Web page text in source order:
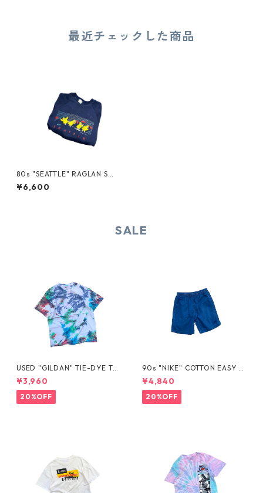
最近チェックした商品
80s "SEATTLE" RAGLAN SWE
AT
¥6,600
SALE
USED "GILDAN" TIE-DYE TE
E
¥3,960
20%OFF
90s "NIKE" COTTON EASY S
HORTS
¥4,840
20%OFF